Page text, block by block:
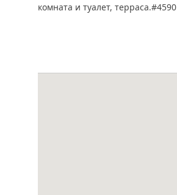
комната и туалет, терраса.#4590